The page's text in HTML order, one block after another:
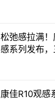
松弛感拉满
感系列发布
康佳R10观感